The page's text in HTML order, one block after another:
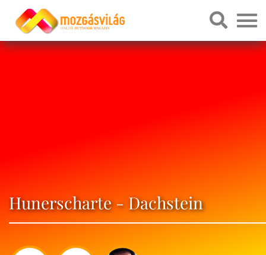
Hunerscharte - Dachstein